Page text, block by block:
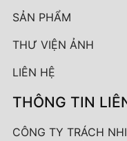
SẢN PHẨM
THƯ VIỆN ẢNH
LIÊN HỆ
THÔNG TIN
CÔNG TY TRÁCH